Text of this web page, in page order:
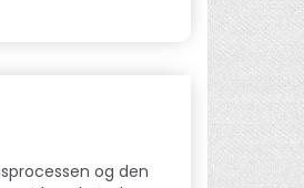
og den